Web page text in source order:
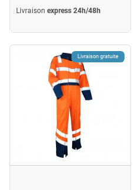
Livraison express 24h/48h
Livraison gratuite